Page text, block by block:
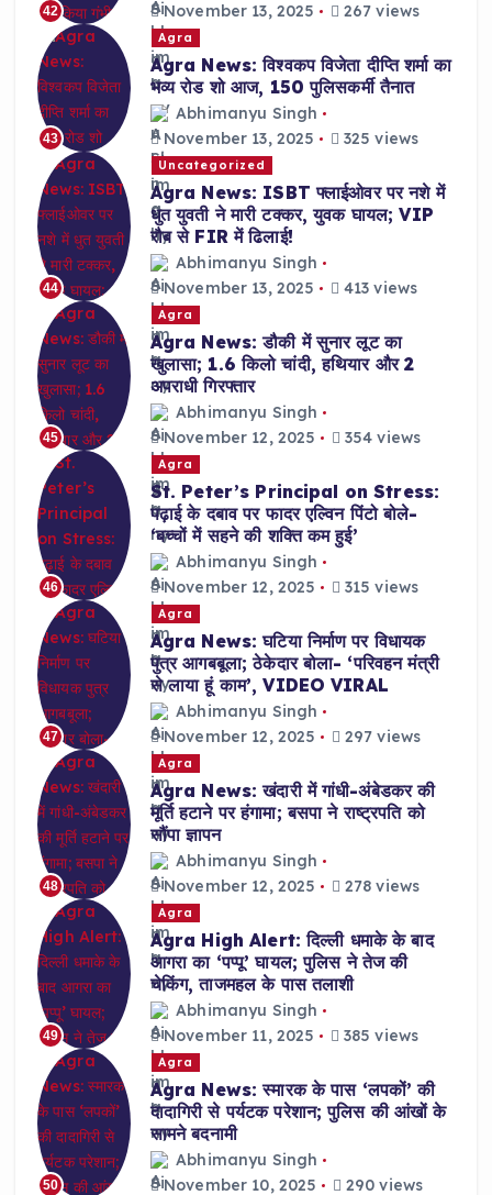
42
November 13, 2025
267 views
43
Agra
Agra News: विश्वकप विजेता दीप्ति शर्मा का
भव्य रोड शो आज, 150 पुलिसकर्मी तैनात
Abhimanyu Singh
November 13, 2025
325 views
44
Uncategorized
Agra News: ISBT फ्लाईओवर पर नशे में
धुत युवती ने मारी टक्कर, युवक घायल; VIP
रौब से FIR में ढिलाई!
Abhimanyu Singh
November 13, 2025
413 views
45
Agra
Agra News: डौकी में सुनार लूट का
खुलासा; 1.6 किलो चांदी, हथियार और 2
अपराधी गिरफ्तार
Abhimanyu Singh
November 12, 2025
354 views
46
Agra
St. Peter’s Principal on Stress:
पढ़ाई के दबाव पर फादर एल्विन पिंटो बोले-
‘बच्चों में सहने की शक्ति कम हुई’
Abhimanyu Singh
November 12, 2025
315 views
47
Agra
Agra News: घटिया निर्माण पर विधायक
पुत्र आगबबूला; ठेकेदार बोला- ‘परिवहन मंत्री
से लाया हूं काम’, VIDEO VIRAL
Abhimanyu Singh
November 12, 2025
297 views
48
Agra
Agra News: खंदारी में गांधी-अंबेडकर की
मूर्ति हटाने पर हंगामा; बसपा ने राष्ट्रपति को
सौंपा ज्ञापन
Abhimanyu Singh
November 12, 2025
278 views
49
Agra
Agra High Alert: दिल्ली धमाके के बाद
आगरा का ‘पप्पू’ घायल; पुलिस ने तेज की
चेकिंग, ताजमहल के पास तलाशी
Abhimanyu Singh
November 11, 2025
385 views
50
Agra
Agra News: स्मारक के पास ‘लपकों’ की
दादागिरी से पर्यटक परेशान; पुलिस की आंखों के
सामने बदनामी
Abhimanyu Singh
November 10, 2025
290 views